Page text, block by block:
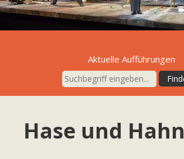
Aktuelle Aufführungen
Hase und Hahn